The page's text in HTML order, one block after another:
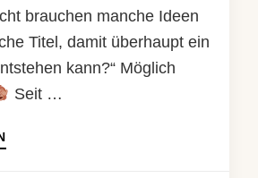
brauchen manche Ideen
Titel, damit überhaupt ein
kann?“ Möglich
Seit …